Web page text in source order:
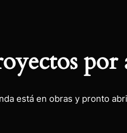
por
está en obras y pronto